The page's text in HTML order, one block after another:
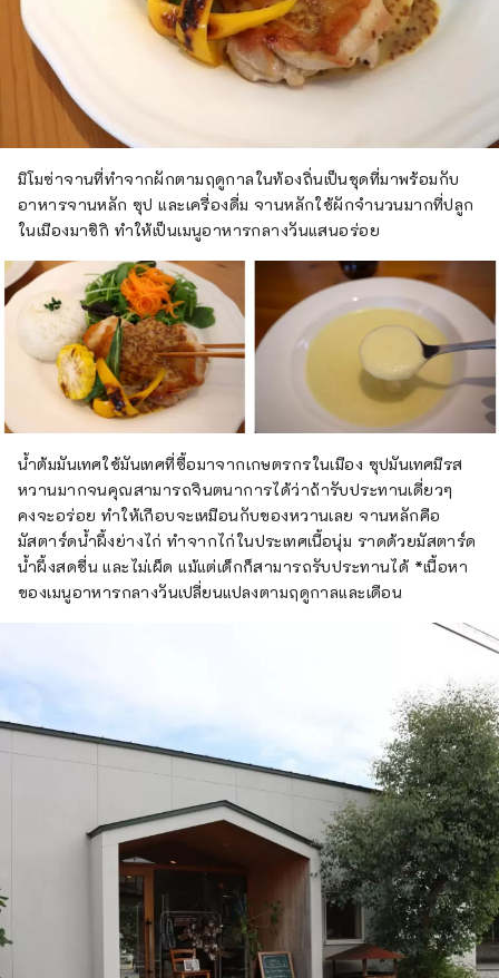
มิโมซ่าจานที่ทำจากผักตามฤดูกาลในท้องถิ่นเป็นชุดที่มาพร้อมกับ
อาหารจานหลัก ซุป และเครื่องดื่ม จานหลักใช้ผักจำนวนมากที่ปลูก
ในเมืองมาชิกิ ทำให้เป็นเมนูอาหารกลางวันแสนอร่อย
น้ำต้มมันเทศใช้มันเทศที่ซื้อมาจากเกษตรกรในเมือง ซุปมันเทศมีรส
หวานมากจนคุณสามารถจินตนาการได้ว่าถ้ารับประทานเดี่ยวๆ
คงจะอร่อย ทำให้เกือบจะเหมือนกับของหวานเลย จานหลักคือ
มัสตาร์ดน้ำผึ้งย่างไก่ ทำจากไก่ในประเทศเนื้อนุ่ม ราดด้วยมัสตาร์ด
น้ำผึ้งสดชื่น และไม่เผ็ด แม้แต่เด็กก็สามารถรับประทานได้ *เนื้อหา
ของเมนูอาหารกลางวันเปลี่ยนแปลงตามฤดูกาลและเดือน